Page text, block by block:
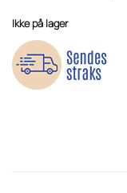
Ikke på lager